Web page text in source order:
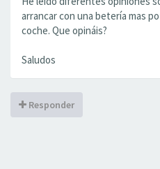
arrancar con una betería mas
coche. Que opináis?
Saludos
Responder